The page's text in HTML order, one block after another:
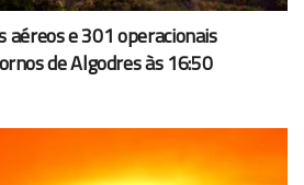
aéreos e 301 operacionais
de Algodres às 16:50